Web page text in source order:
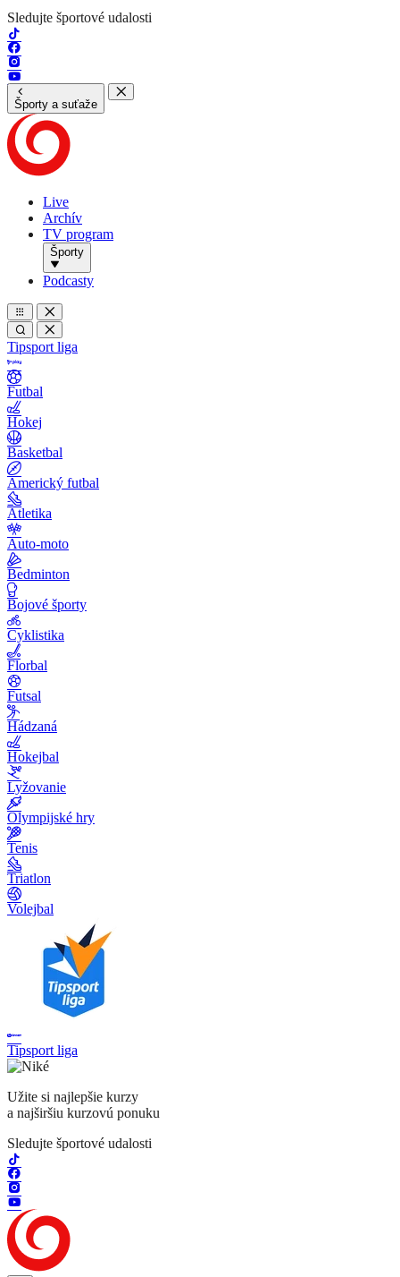
Sledujte športové udalosti
Športy a suťaže
Live
Archív
TV program
Športy
Podcasty
Tipsport liga
Futbal
Hokej
Basketbal
Americký futbal
Atletika
Auto-moto
Bedminton
Bojové športy
Cyklistika
Florbal
Futsal
Hádzaná
Hokejbal
Lyžovanie
Olympijské hry
Tenis
Triatlon
Volejbal
Tipsport liga
Užite si najlepšie kurzy
a najširšiu kurzovú ponuku
Sledujte športové udalosti